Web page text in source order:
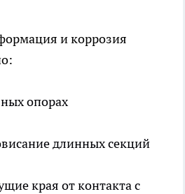
и коррозия
опорах
длинных секций
края от контакта с